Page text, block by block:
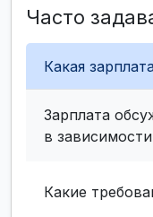
Часто
Какая
Зарплата
в
Какие